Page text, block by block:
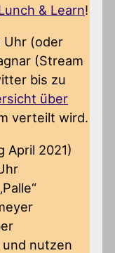
& Learn!
Uhr (oder
(Stream
bis zu
über
verteilt wird.
April 2021)
nutzen